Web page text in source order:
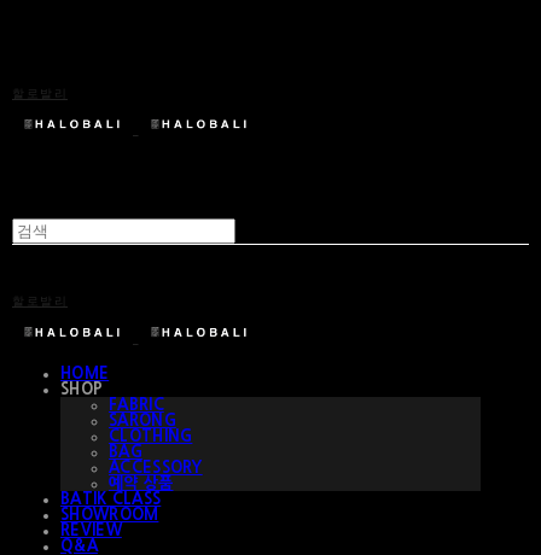
할로발리
할로발리
HOME
SHOP
FABRIC
SARONG
CLOTHING
BAG
ACCESSORY
예약 상품
BATIK CLASS
SHOWROOM
REVIEW
Q&A